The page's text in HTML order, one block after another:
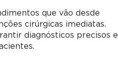
que vão desde
cirúrgicas imediatas.
diagnósticos precisos e